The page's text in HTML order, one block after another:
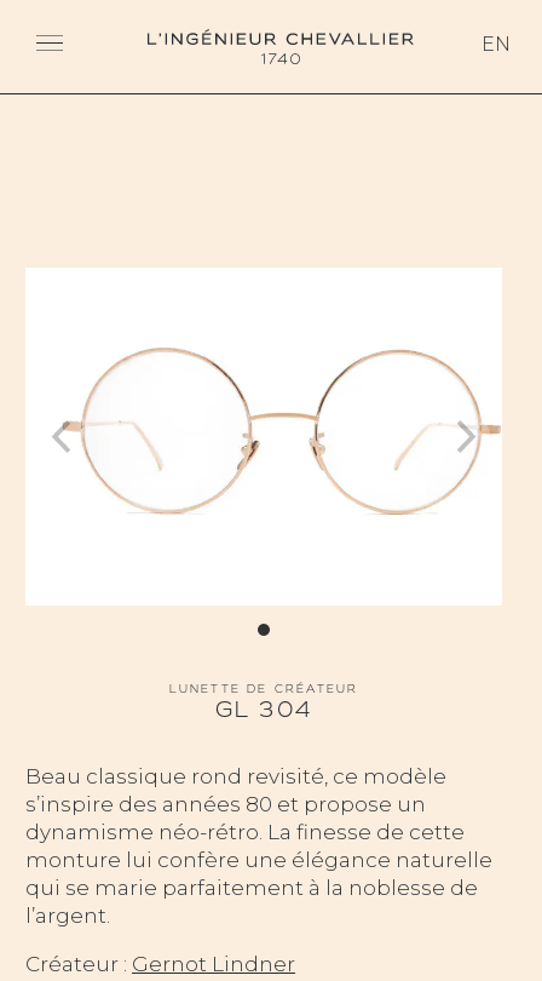
L'ingénieur Chevallier
EN
LUNETTE DE CRÉATEUR
GL 304
Beau classique rond revisité, ce modèle
s’inspire des années 80 et propose un
dynamisme néo-rétro. La finesse de cette
monture lui confère une élégance naturelle
qui se marie parfaitement à la noblesse de
l’argent.
Créateur : Gernot Lindner